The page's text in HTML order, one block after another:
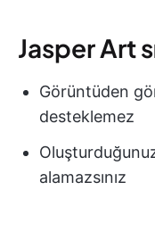
Jasper Art
Görüntüden
desteklemez
alamazsınız